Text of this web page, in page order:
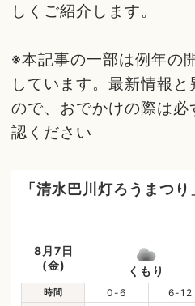
しくご紹介します。
※本記事の一部は例年の
しています。最新情報
ので、おでかけの際は
認ください
「清水巴川灯ろうまつ
8月7日
(金)
くもり
時間 0-6 6-12